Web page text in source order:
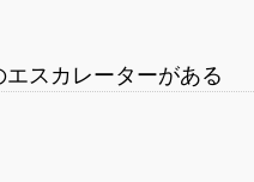
スカレーターがある